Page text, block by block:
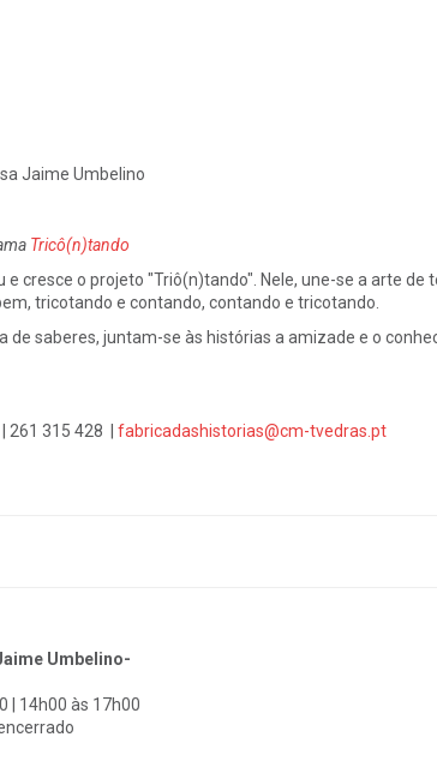
Jaime Umbelino
Tricô(n)tando
cresce o projeto "Triô(n)tando". Nele, une-se a arte de
tricotando e contando, contando e tricotando.
de saberes, juntam-se às histórias a amizade e o
| 261 315 428 | fabricadashistorias@cm-tvedras.pt
Umbelino-
| 14h00 às 17h00